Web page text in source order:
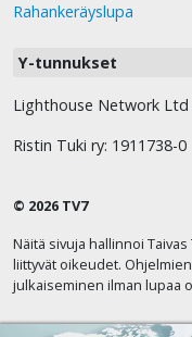
Rahankeräyslupa
Y-tunnukset
Lighthouse Network Ltd
Ristin Tuki ry: 1911738-0
© 2026 TV7
Näitä sivuja hallinnoi
liittyvät oikeudet.
julkaiseminen ilman lupaa